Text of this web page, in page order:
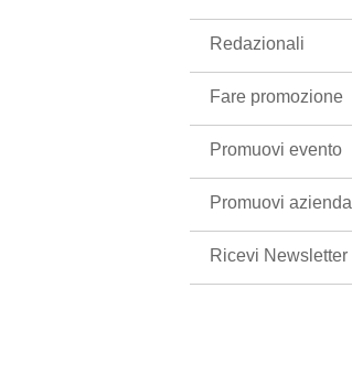
Redazionali
Fare promozione
Promuovi evento
Promuovi azienda
Ricevi Newsletter